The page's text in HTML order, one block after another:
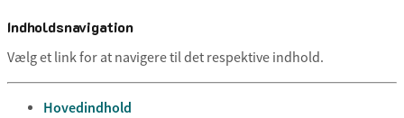
Indholdsnavigation
Vælg et link for at navigere til det respektive indhold.
gå til
Hovedindhold